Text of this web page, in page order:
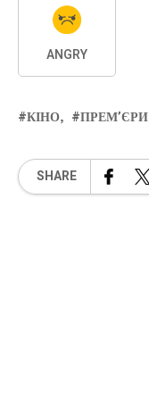
ANGRY
КІНО ПРЕМ’ЄРИ
SHARE